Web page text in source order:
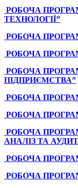
РОБОЧА
ТЕХНОЛОГІЇ”
РОБОЧА
РОБОЧА
РОБОЧА
ПІДПРИЄМСТВА”
РОБОЧА
РОБОЧА
РОБОЧА
АНАЛІЗ ТА
РОБОЧА
РОБОЧА